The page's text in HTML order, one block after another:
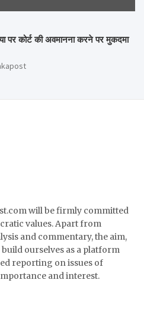
पर कोर्ट की अवमानना करने पर मुकदमा
will be firmly committed
values. Apart from
and commentary, the aim,
ourselves as a platform
reporting on issues of
and interest.